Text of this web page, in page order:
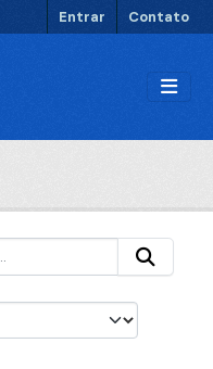
Entrar Contato